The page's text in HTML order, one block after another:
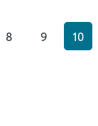
8 9 10